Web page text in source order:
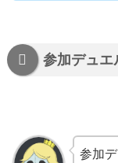
参加デュエ
参加